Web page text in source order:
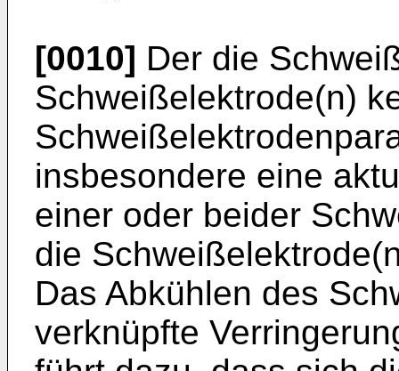
[0010] Der die
Schweißelektrode(n)
insbesondere eine
einer oder beider
die
Das Abkühlen des
verknüpfte